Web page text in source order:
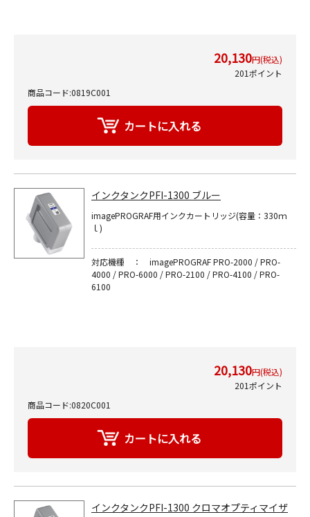
20,130円(税込)
201ポイント
商品コード:0819C001
インクタンクPFI-1300 ブルー
imagePROGRAF用インクカートリッジ(容量：330ｍ
ｌ)
対応機種 ： imagePROGRAF PRO-2000 / PRO-
4000 / PRO-6000 / PRO-2100 / PRO-4100 / PRO-
6100
20,130円(税込)
201ポイント
商品コード:0820C001
インクタンクPFI-1300 クロマオプティマイザ